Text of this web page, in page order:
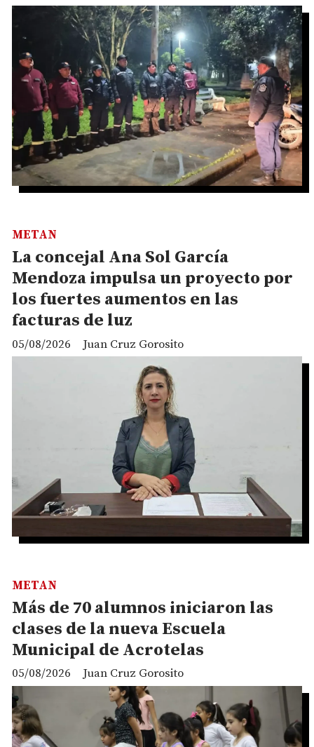
La concejal Ana Sol García
Mendoza impulsa un proyecto por
los fuertes aumentos en las
facturas de luz
Juan Cruz Gorosito
METAN
05/08/2026
Más de 70 alumnos iniciaron las
clases de la nueva Escuela
Municipal de Acrotelas
Juan Cruz Gorosito
METAN
05/08/2026